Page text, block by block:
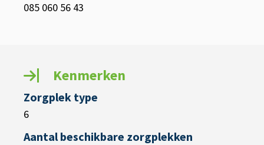
085 060 56 43
Kenmerken
Zorgplek type
6
Aantal beschikbare zorgplekken